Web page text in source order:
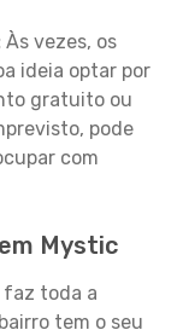
Às vezes, os
ideia optar por
gratuito ou
pode
com
Mystic
faz toda a
tem o seu